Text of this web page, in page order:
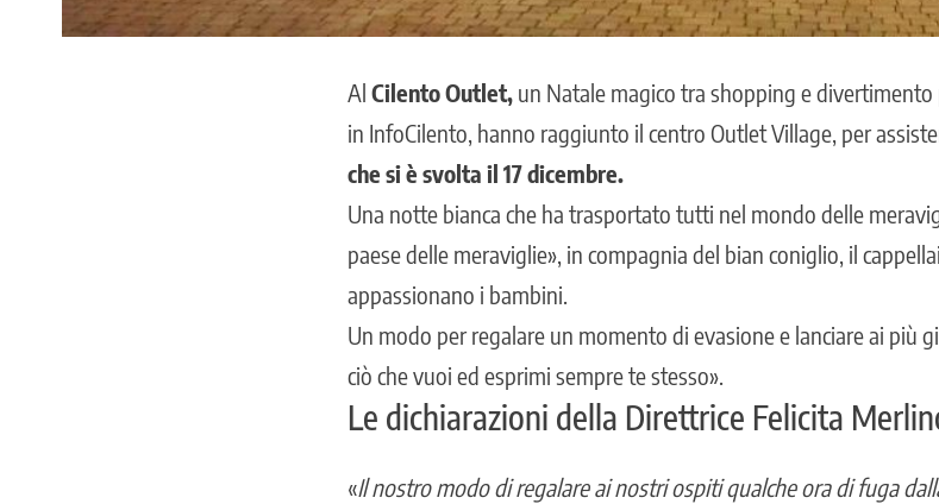
Al Cilento Outlet, un Natale magico tra shopping e divertimento
in InfoCilento, hanno raggiunto il centro Outlet Village, per
che si è svolta il 17 dicembre.
Una notte bianca che ha trasportato tutti nel mondo delle
paese delle meraviglie», in compagnia del bian coniglio, il
appassionano i bambini.
Un modo per regalare un momento di evasione e lanciare ai più
ciò che vuoi ed esprimi sempre te stesso».
Le dichiarazioni della Direttrice Felicita
«Il nostro modo di regalare ai nostri ospiti qualche ora di fuga